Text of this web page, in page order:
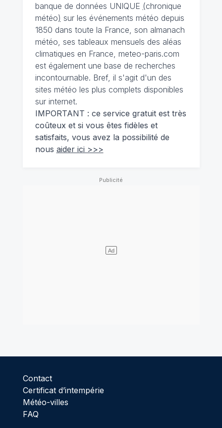
banque de données UNIQUE (chronique
météo) sur les événements météo depuis
1850 dans toute la France, son almanach
météo, ses tableaux mensuels des aléas
climatiques en France, meteo-paris.com
est également une base de recherches
incontournable. Bref, il s'agit d'un des
sites météo les plus complets disponibles
sur internet.
IMPORTANT : ce service gratuit est très
coûteux et si vous êtes fidèles et
satisfaits, vous avez la possibilité de
nous aider ici >>>
Contact
Certificat d’intempérie
Météo-villes
FAQ